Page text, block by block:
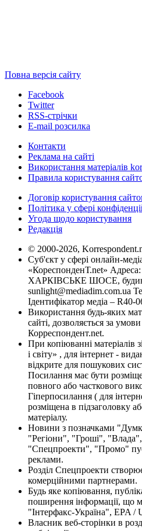
Повна версія сайту
Facebook
Twitter
RSS-стрічки
E-mail розсилка
Контакти
Реклама на сайті
Використання матеріалів
Правила користування
Договір користування
Політика у сфері
Угода щодо користування
Редакція
© 2000-2026,
Суб'єкт у сфері онлайн-
«КореспонденТ.net»
ХАРКІВСЬКЕ ШОСЕ,
sunlight@mediadim.com.ua
Ідентифікатор медіа – R40-
Використання будь-яких
сайті, дозволяється за
Корреспондент.net.
При копіюванні матеріалів
і світу» , для інтернет -
відкрите для пошукових
Посилання має бути
повного або часткового
Гіперпосилання ( для
розміщена в підзаголовку
матеріалу.
Новини з позначками
"Регіони", "Гроші",
"Спецпроекти", "Промо"
реклами.
Розділ Спецпроекти
комерційними партнерами.
Будь яке копіювання,
поширення інформації, що
"Інтерфакс-Україна", EPA /
Власник веб-сторінки в